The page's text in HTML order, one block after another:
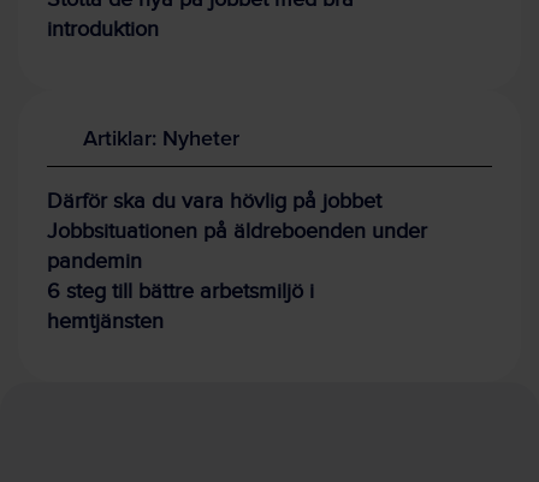
introduktion
Artiklar: Nyheter
Därför ska du vara hövlig på jobbet
Jobbsituationen på äldreboenden under
pandemin
6 steg till bättre arbetsmiljö i
hemtjänsten